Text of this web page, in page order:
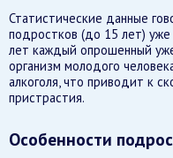
Статистические данные
подростков (до 15 лет) уже
лет каждый опрошенный
организм молодого
алкоголя, что приводит к
пристрастия.
Особенности